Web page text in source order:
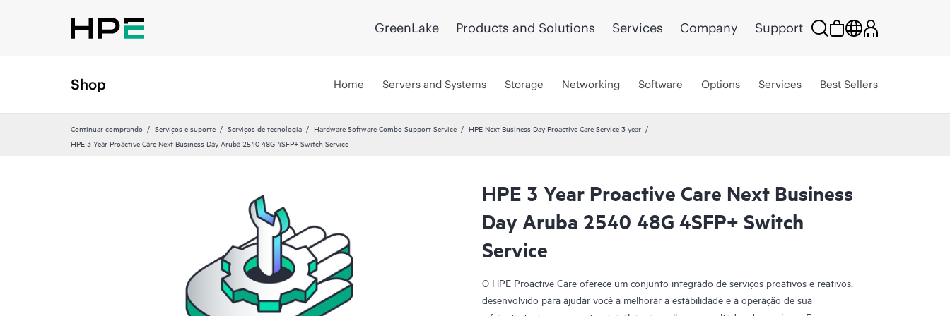
GreenLake Products and Solutions Services Company Support
Shop Home Servers and Systems Storage Networking Software Options Services Best Sellers
Continuar comprando Serviços e suporte Serviços de tecnologia Hardware Software Combo Support Service
HPE Next Business Day Proactive Care Service 3 year
HPE 3 Year Proactive Care Next Business Day Aruba 2540 48G 4SFP+ Switch Service
HPE 3 Year Proactive Care Next Business
Day Aruba 2540 48G 4SFP+ Switch
Service
O HPE Proactive Care oferece um conjunto integrado de serviços proativos e reativos,
desenvolvido para ajudar você a melhorar a estabilidade e a operação de sua